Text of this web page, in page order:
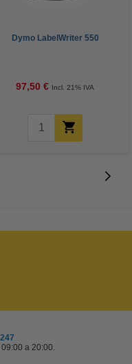
Dymo LabelWriter 550
97,50 € Incl. 21% IVA
a 20:00.